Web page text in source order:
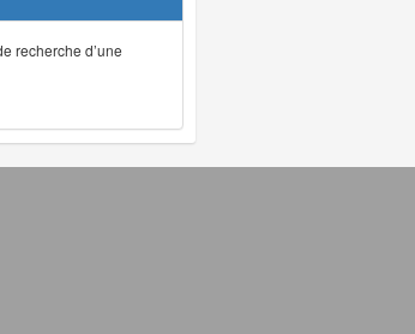
recherche d’une